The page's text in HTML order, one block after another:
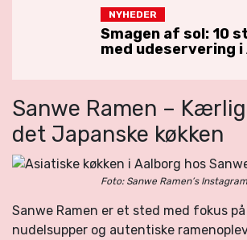
NYHEDER
Smagen af sol: 10
med udeservering i
Sanwe Ramen –
det Japanske køkken
Foto: Sanwe Ramen’s Instagram
Sanwe Ramen er et sted med fokus
nudelsupper og autentiske